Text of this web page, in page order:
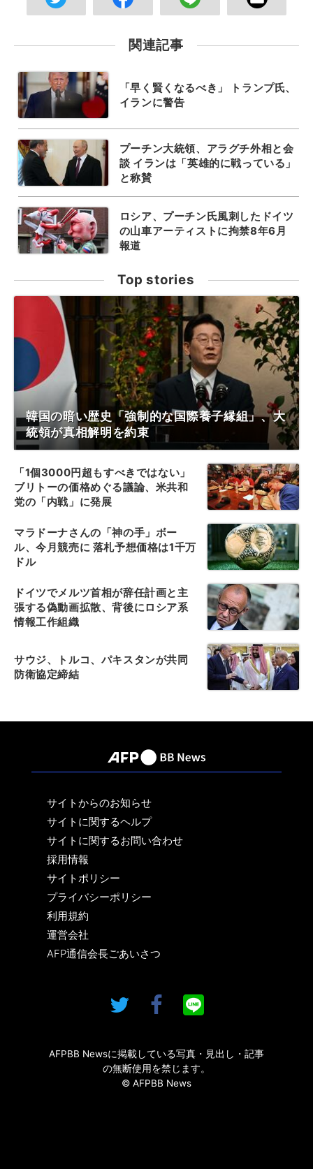
関連記事
「早く賢くなるべき」 トランプ氏、
イランに警告
プーチン大統領、アラグチ外相と会
談 イランは「英雄的に戦っている」
と称賛
ロシア、プーチン氏風刺したドイツ
の山車アーティストに拘禁8年6月
報道
Top stories
韓国の暗い歴史「強制的な国際養子縁組」、大
統領が真相解明を約束
「1個3000円超もすべきではない」
ブリトーの価格めぐる議論、米共和
党の「内戦」に発展
マラドーナさんの「神の手」ボー
ル、今月競売に 落札予想価格は1千万
ドル
ドイツでメルツ首相が辞任計画と主
張する偽動画拡散、背後にロシア系
情報工作組織
サウジ、トルコ、パキスタンが共同
防衛協定締結
サイトからのお知らせ
サイトに関するヘルプ
サイトに関するお問い合わせ
採用情報
サイトポリシー
プライバシーポリシー
利用規約
運営会社
AFP通信会長ごあいさつ
AFPBB Newsに掲載している写真・見出し・記事
の無断使用を禁じます。
© AFPBB News